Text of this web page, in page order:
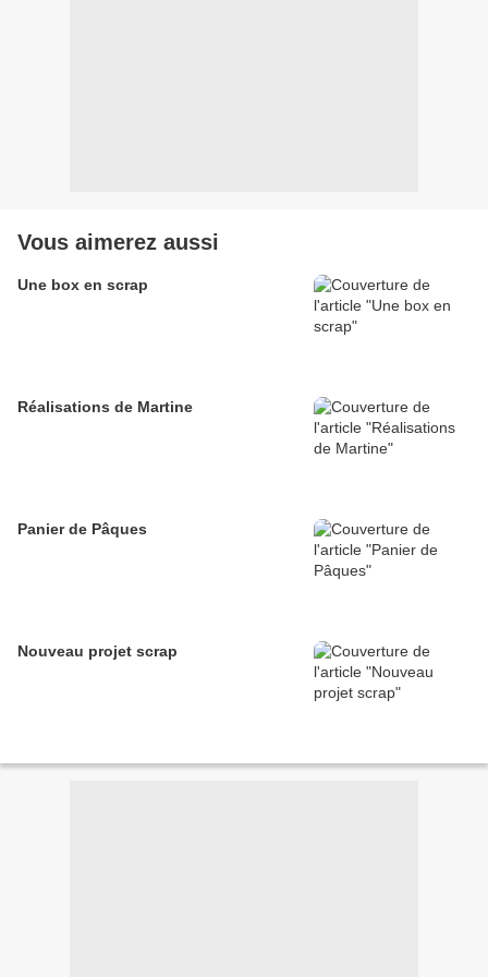
Vous aimerez aussi
Une box en scrap
Réalisations de Martine
Panier de Pâques
Nouveau projet scrap